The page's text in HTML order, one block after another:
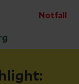
Notfall